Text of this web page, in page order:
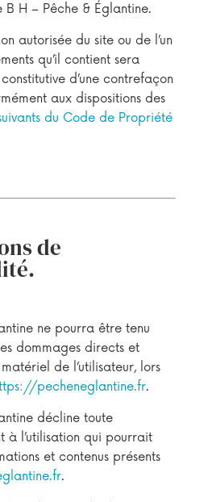
H – Pêche & Églantine.
autorisée du site ou de l’un
qu’il contient sera
d’une contrefaçon
aux dispositions des
du Code de Propriété
de
ne pourra être tenu
dommages directs et
de l’utilisateur, lors
pecheneglantine.fr.
décline toute
à l’utilisation qui pourrait
et contenus présents
.